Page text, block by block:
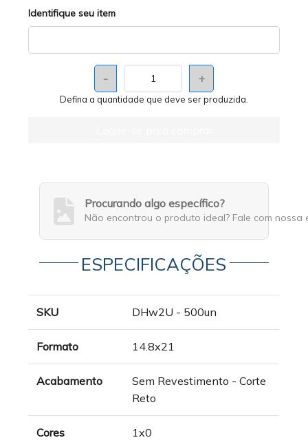
Identifique seu item
- +
Defina a quantidade que deve ser produzida.
Procurando algo específico?
Não encontrou o produto ideal? Fale com nossa
ESPECIFICAÇÕES
SKU DHw2U - 500un
Formato 14.8x21
Acabamento
Sem Revestimento - Corte
Reto
Cores 1x0